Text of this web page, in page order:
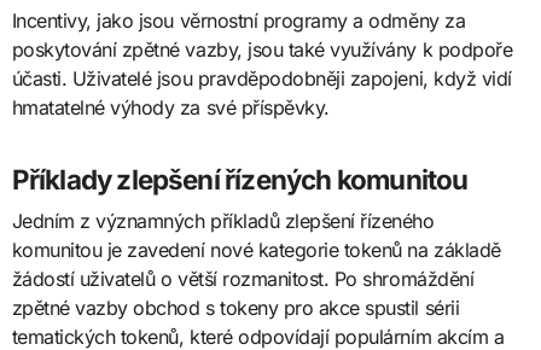
Incentivy, jako jsou věrnostní programy a odměny za
poskytování zpětné vazby, jsou také využívány k podpoře
účasti. Uživatelé jsou pravděpodobněji zapojeni, když vidí
hmatatelné výhody za své příspěvky.
Příklady zlepšení řízených komunitou
Jedním z významných příkladů zlepšení řízeného
komunitou je zavedení nové kategorie tokenů na základě
žádostí uživatelů o větší rozmanitost. Po shromáždění
zpětné vazby obchod s tokeny pro akce spustil sérii
tematických tokenů, které odpovídají populárním akcím a